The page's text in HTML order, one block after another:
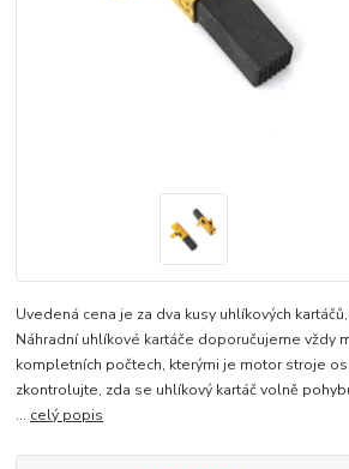
Uvedená cena je za dva kusy uhlíkových
Náhradní uhlíkové kartáče doporučujeme vždy
kompletních počtech, kterými je motor stroje
zkontrolujte, zda se uhlíkový kartáč volně
... celý popis